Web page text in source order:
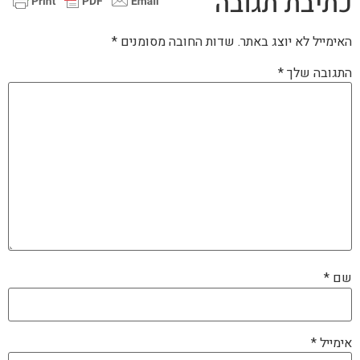
האימייל לא יוצג באתר. שדות החובה מסומנים *
התגובה שלך*
שם *
אימייל*